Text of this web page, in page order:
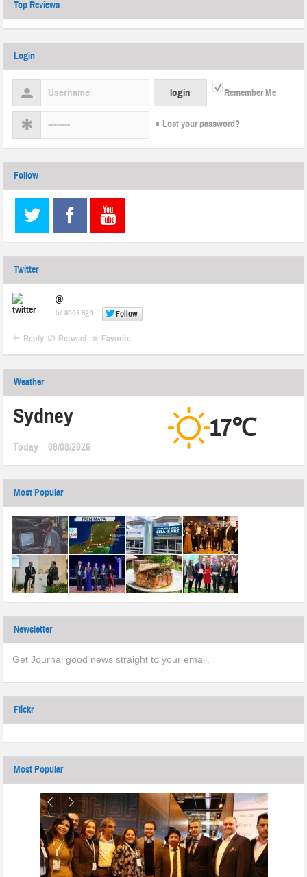
Top Reviews
Login
Remember Me
Lost your password?
Follow
Twitter
@
57 años ago Follow
Reply Retweet Favorite
Weather
Sydney
Today 08/08/2026
17℃
Most Popular
Newsletter
Get Journal good news straight to your email.
Flickr
Most Popular